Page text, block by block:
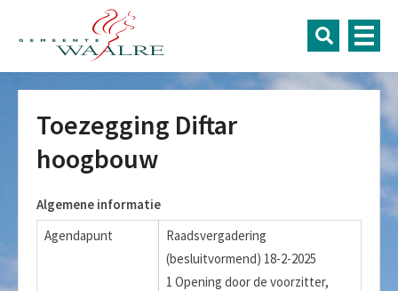
Toezegging Diftar
hoogbouw
Algemene informatie
Agendapunt
Raadsvergadering
(besluitvormend) 18-2-2025
1 Opening door de voorzitter,